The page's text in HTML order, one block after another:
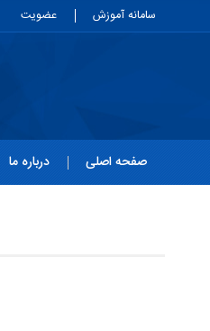
سامانه آموزش عضویت
صفحه اصلی درباره ما